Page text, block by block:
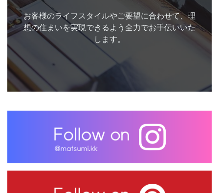
お客様のライフスタイルやご要望に合わせて、理
想の住まいを実現できるよう全力でお手伝いいた
します。